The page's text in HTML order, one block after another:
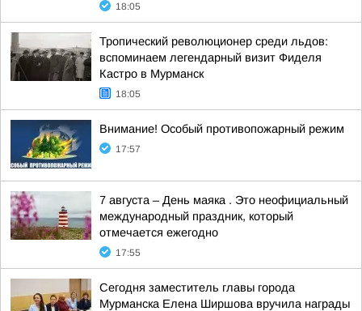
18:05
Тропический революционер среди льдов:
вспоминаем легендарный визит Фиделя
Кастро в Мурманск
18:05
Внимание! Особый противопожарный режим
17:57
7 августа – День маяка . Это неофициальный
международный праздник, который
отмечается ежегодно
17:55
Сегодня заместитель главы города
Мурманска Елена Ширшова вручила награды